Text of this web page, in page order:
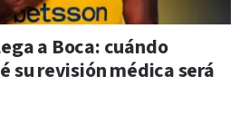
a Boca: cuándo
su revisión médica será